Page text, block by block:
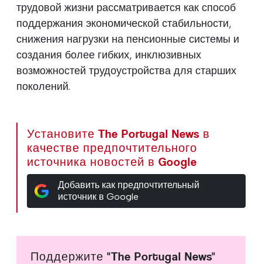
трудовой жизни рассматривается как способ
поддержания экономической стабильности,
снижения нагрузки на пенсионные системы и
создания более гибких, инклюзивных
возможностей трудоустройства для старших
поколений.
Установите The Portugal News в
качестве предпочтительного
источника новостей в Google
Добавить как предпочтительный
источник в Google
Поддержите "The Portugal News"